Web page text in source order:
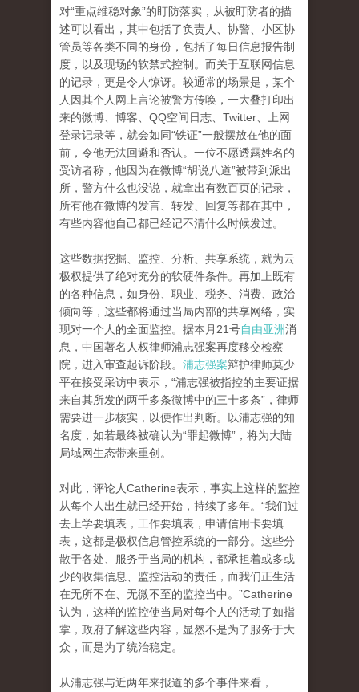
对“重点维稳对象”的盯防落实，从被盯防者的描
述可以看出，其中包括了负责人、协警、小区协
管员等各类不同的身份，包括了每日信息报告制
度，以及现场的软禁式控制。而关于互联网信息
的记录，更是令人惊讶。较通常的场景是，某个
人因其个人网上言论被警方传唤，一大叠打印出
来的微博、博客、QQ空间日志、Twitter、上网
登录记录等，就会如同“铁证”一般摆放在他的面
前，令他无法回避和否认。一位不愿透露姓名的
受访者称，他因为在微博“胡说八道”被带到派出
所，警方什么也没说，就拿出有数百页的记录，
所有他在微博的发言、转发、回复等都在其中，
有些内容他自己都已经记不清什么时候发过。
这些数据挖掘、监控、分析、共享系统，就为云
极权提供了绝对充分的软硬件条件。再加上既有
的各种信息，如身份、职业、税务、消费、政治
倾向等，这些都将通过当局内部的共享网络，实
现对一个人的全面监控。据本月21号自由亚洲消
息，中国著名人权律师浦志强案再度移交检察
院，进入审查起诉阶段。 浦志强案辩护律师莫少
平在接受采访中表示，“浦志强被指控的主要证据
来自其所发的两千多条微博中的三十多条”，律师
需要进一步核实，以便作出判断。以浦志强的知
名度，如若最终被确认为“罪起微博”，将为大陆
局域网生态带来重创。
对此，评论人Catherine表示，事实上这样的监控
从每个人出生就已经开始，持续了多年。“我们过
去上学要填表，工作要填表，申请信用卡要填
表，这都是极权信息管控系统的一部分。这些分
散于各处、服务于当局的机构，都承担着或多或
少的收集信息、监控活动的责任，而我们正生活
在无所不在、无微不至的监控当中。”Catherine
认为，这样的监控使当局对每个人的活动了如指
掌，政府了解这些内容，显然不是为了服务于大
众，而是为了统治稳定。
从浦志强与近两年来报道的多个事件来看，